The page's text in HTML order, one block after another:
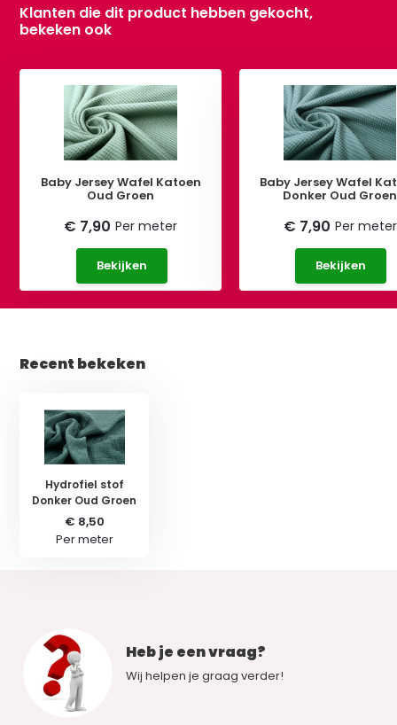
Klanten die dit product hebben gekocht,
bekeken ook
Baby Jersey Wafel Katoen
Oud Groen
€ 7,90 Per meter
Bekijken
Baby Jersey Wafel
Donker Oud Groen
€ 7,90 Per meter
Bekijken
Recent bekeken
Hydrofiel stof
Donker Oud Groen
€ 8,50
Per meter
Heb je een vraag?
Wij helpen je graag verder!